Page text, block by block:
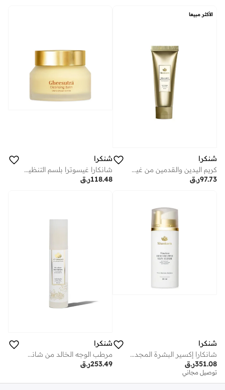
الأكثر مبيعا
شنكرا
كريم اليدين والقدمين من غيسوترا 60 مل | كريم مغذي ومرطب بالسمن المغسول والمورينجا
ر.ق97.73
شنكرا
شانكارا غيسوترا بلسم التنظيف اليومي – 45 مل | مزيل مكياج لطيف
ر.ق118.48
شنكرا
شانكارا إكسير البشرة المجدد الخالد - مل | إكسير الوجه المفتح والمرطب
ر.ق351.08
توصيل مجاني
شنكرا
مرطب الوجه الخالد من شانكارا 50 مل مع زيت كوكوماجدي | كريم مرطب ومفتح لجميع أنواع البشرة
ر.ق253.49